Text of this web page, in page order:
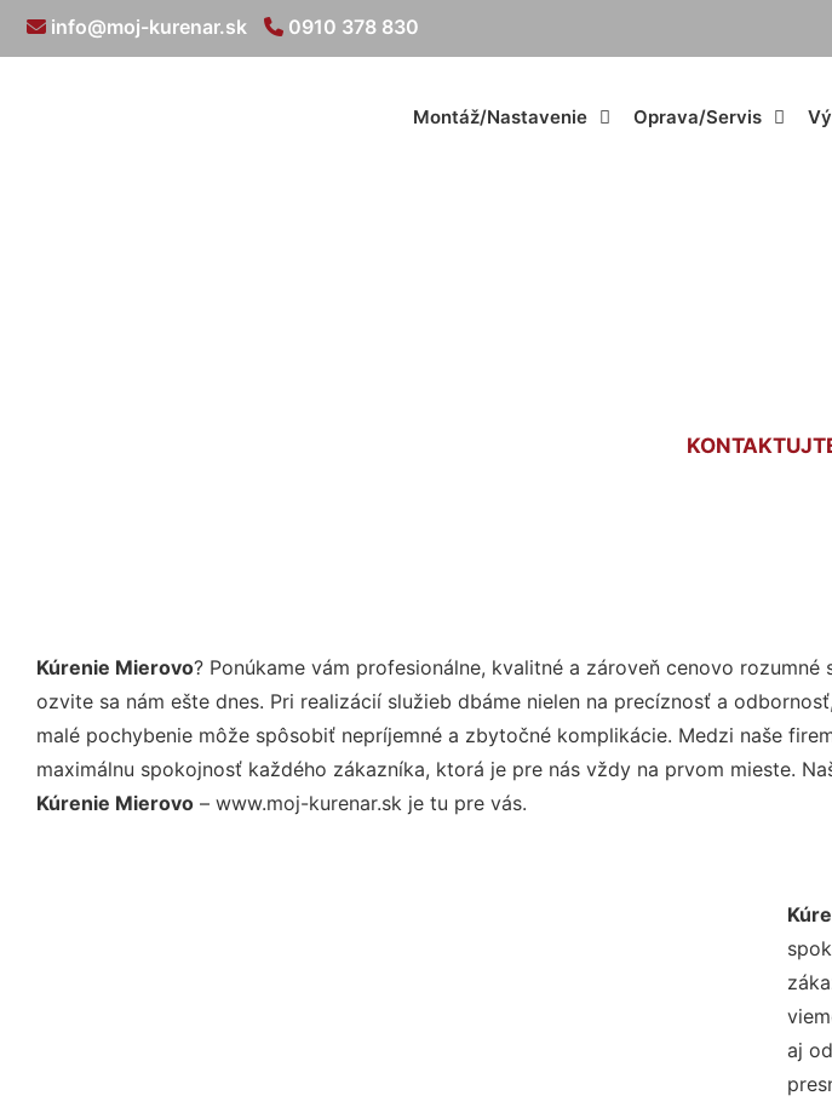
info@moj-kurenar.sk 0910 378 830
Montáž/Nastavenie Oprava/Servis
Kúrenie Mierovo? Ponúkame vám profesionálne, kvalitné a zároveň cenovo
ozvite sa nám ešte dnes. Pri realizácií služieb dbáme nielen na precíznosť a
malé pochybenie môže spôsobiť nepríjemné a zbytočné komplikácie. Medzi naše
maximálnu spokojnosť každého zákazníka, ktorá je pre nás vždy na prvom mieste.
Kúrenie Mierovo – www.moj-kurenar.sk je tu pre vás.
aj